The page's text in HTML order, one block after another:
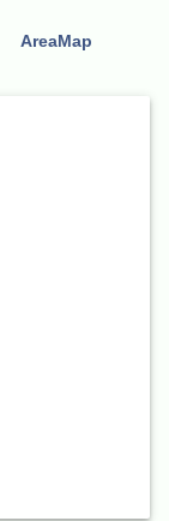
AreaMap